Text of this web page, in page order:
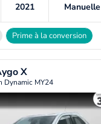
2021 Manuelle
Prime à la conversion
X
Dynamic MY24